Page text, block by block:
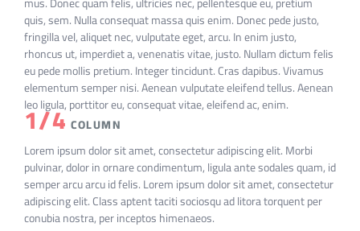
quis, sem. Nulla consequat massa quis enim. Donec pede justo,
fringilla vel, aliquet nec, vulputate eget, arcu. In enim justo,
rhoncus ut, imperdiet a, venenatis vitae, justo. Nullam dictum felis
eu pede mollis pretium. Integer tincidunt. Cras dapibus. Vivamus
elementum semper nisi. Aenean vulputate eleifend tellus. Aenean
leo ligula, porttitor eu, consequat vitae, eleifend ac, enim.
1/4 COLUMN
Lorem ipsum dolor sit amet, consectetur adipiscing elit. Morbi
pulvinar, dolor in ornare condimentum, ligula ante sodales quam, id
semper arcu arcu id felis. Lorem ipsum dolor sit amet, consectetur
adipiscing elit. Class aptent taciti sociosqu ad litora torquent per
conubia nostra, per inceptos himenaeos.